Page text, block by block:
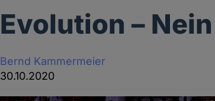
Evolution –
Bernd Kammermeier
30.10.2020